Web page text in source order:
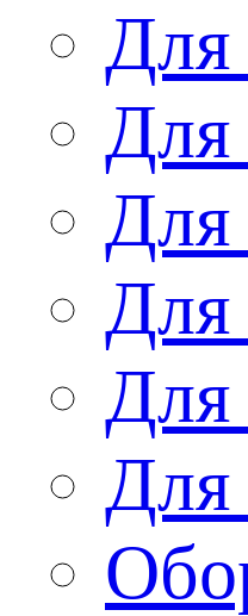
Для
Для
Для
Для
Для
Для